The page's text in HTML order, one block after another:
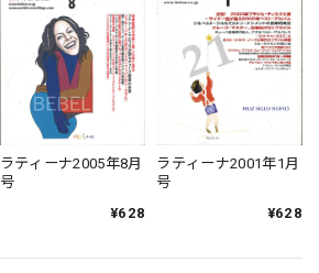
ラティーナ2005年8月
号
¥628
ラティーナ2001年1月
号
¥628